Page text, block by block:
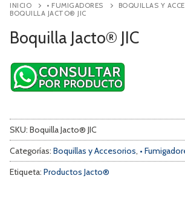
INICIO • FUMIGADORES
BOQUILLAS Y
BOQUILLA JACTO® JIC
Boquilla Jacto® JIC
SKU: Boquilla Jacto® JIC
Categorías: Boquillas y Accesorios, •
Etiqueta: Productos Jacto®